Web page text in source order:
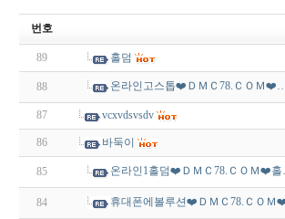
번호
89 홀덤
88 온라인고스톱❤️ＤＭＣ78.ＣＯＭ
87 vcxvdsvsdv
86 바둑이
85 온라인1홀덤❤️ＤＭＣ78.ＣＯＭ❤️
84 휴대폰에볼루션❤️ＤＭＣ78.ＣＯ